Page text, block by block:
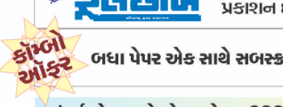
August 06, Thu, 2026
ભુજના વોર્ડ નં.-5 માં થતા ગેરકાયદે